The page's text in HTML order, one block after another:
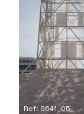
Ref: 9641_05